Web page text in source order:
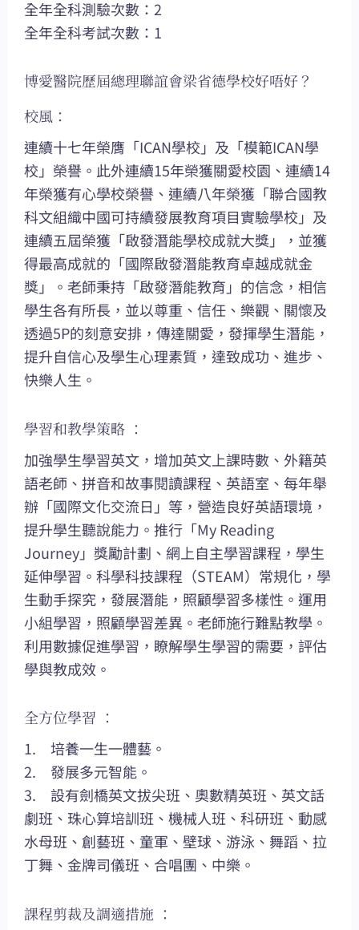
全年全科測驗次數：2
全年全科考試次數：1
博愛醫院歷屆總理聯誼會梁省德學校好唔好？
校風：
連續十七年榮膺「ICAN學校」及「模範ICAN學
校」榮譽。此外連續15年榮獲關愛校園、連續14
年榮獲有心學校榮譽、連續八年榮獲「聯合國教
科文組織中國可持續發展教育項目實驗學校」及
連續五屆榮獲「啟發潛能學校成就大獎」，並獲
得最高成就的「國際啟發潛能教育卓越成就金
獎」。老師秉持「啟發潛能教育」的信念，相信
學生各有所長，並以尊重、信任、樂觀、關懷及
透過5P的刻意安排，傳達關愛，發揮學生潛能，
提升自信心及學生心理素質，達致成功、進步、
快樂人生。
學習和教學策略 ：
加強學生學習英文，增加英文上課時數、外籍英
語老師、拼音和故事閱讀課程、英語室、每年舉
辦「國際文化交流日」等，營造良好英語環境，
提升學生聽說能力。推行「My Reading
Journey」獎勵計劃、網上自主學習課程，學生
延伸學習。科學科技課程（STEAM）常規化，學
生動手探究，發展潛能，照顧學習多樣性。運用
小組學習，照顧學習差異。老師施行難點教學。
利用數據促進學習，瞭解學生學習的需要，評估
學與教成效。
全方位學習 ：
1. 培養一生一體藝。
2. 發展多元智能。
3. 設有劍橋英文拔尖班、奧數精英班、英文話
劇班、珠心算培訓班、機械人班、科研班、動感
水母班、創藝班、童軍、壁球、游泳、舞蹈、拉
丁舞、金牌司儀班、合唱團、中樂。
課程剪裁及調適措施 ：